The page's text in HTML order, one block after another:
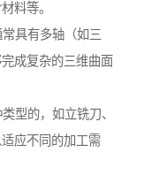
料等。
具有多轴（如三
成复杂的三维曲面
型的，如立铣刀、
应不同的加工需